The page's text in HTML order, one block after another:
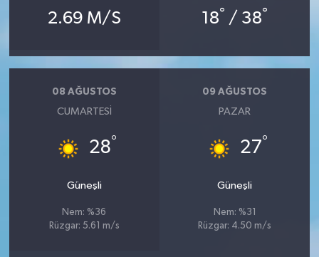
2.69 M/S 18° / 38°
08 AĞUSTOS
CUMARTESI
28°
Güneşli
Nem: %36
Rüzgar: 5.61 m/s
09 AĞUSTOS
PAZAR
27°
Güneşli
Nem: %31
Rüzgar: 4.50 m/s